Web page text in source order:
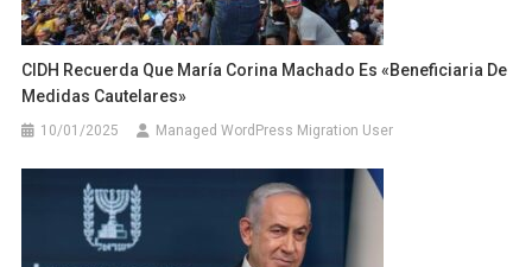
CIDH Recuerda Que María Corina Machado Es «beneficiaria De
Medidas Cautelares»
10/01/2025 Managed WordPress Migration User